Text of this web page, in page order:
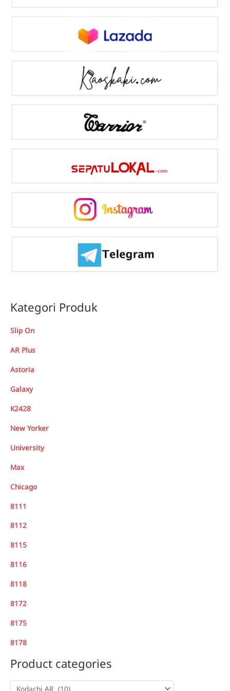
Kategori Produk
Slip On
AR Plus
Astoria
Galaxy
K2428
New Yorker
University
Max
Chicago
8111
8112
8115
8116
8118
8172
8175
8178
Product categories